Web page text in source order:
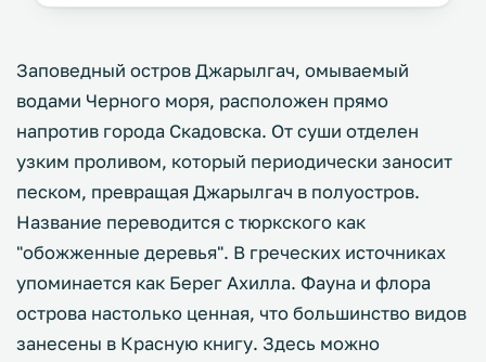
Заповедный остров Джарылгач, омываемый
водами Черного моря, расположен прямо
напротив города Скадовска. От суши отделен
узким проливом, который периодически заносит
песком, превращая Джарылгач в полуостров.
Название переводится с тюркского как
"обожженные деревья". В греческих источниках
упоминается как Берег Ахилла. Фауна и флора
острова настолько ценная, что большинство видов
занесены в Красную книгу. Здесь можно